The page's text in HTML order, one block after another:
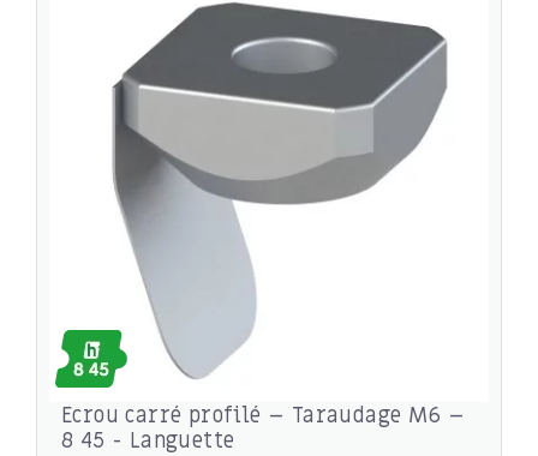
Ecrou carré profilé – Taraudage M6 –
8 45 - Languette